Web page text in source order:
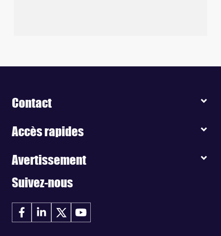
Contact
Accès rapides
Avertissement
Suivez-nous